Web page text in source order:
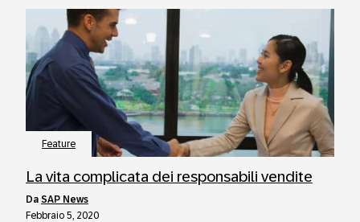
Feature
La vita complicata dei responsabili vendite
da SAP News
Febbraio 5, 2020